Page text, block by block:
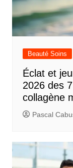
Beauté Soins
Éclat et
2026 des
collagène
Pascal